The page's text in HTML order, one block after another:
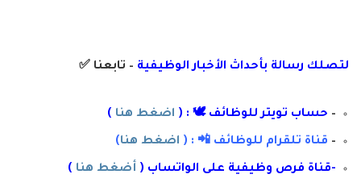
لتصلك رسالة بأحداث الأخبار الوظيفية – تابعنا ✅
– حساب تويتر للوظائف 🕊 : ( اضغط هنا )
– قناة تلقرام للوظائف 📲 : ( اضغط هنا)
-قناة فرص وظيفية على الواتساب ( أضغط هنا )